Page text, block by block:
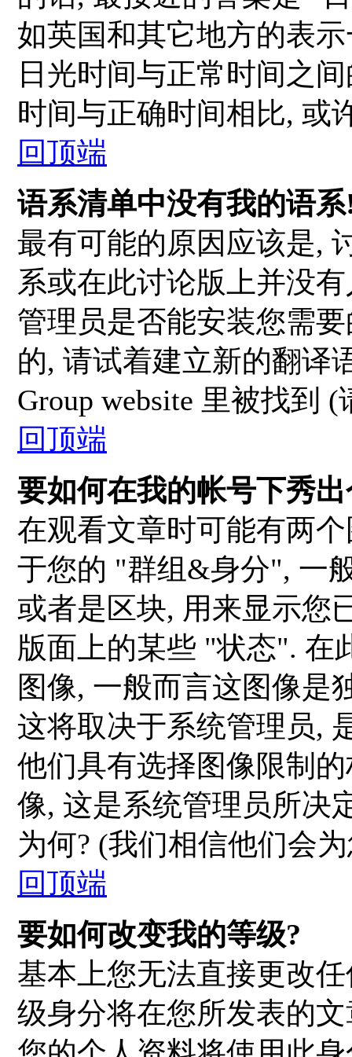
如英国和其它地方的表
日光时间与正常时间之
时间与正确时间相比, 或
回顶端
语系清单中没有我的语
最有可能的原因应该是,
系或在此讨论版上并没
管理员是否能安装您需
的, 请试着建立新的翻译
Group website 里被找到
回顶端
要如何在我的帐号下秀
在观看文章时可能有两
于您的 "群组&身分", 一
或者是区块, 用来显示您
版面上的某些 "状态". 在
图像, 一般而言这图像是
这将取决于系统管理员,
他们具有选择图像限制
像, 这是系统管理员所决
为何? (我们相信他们会
回顶端
要如何改变我的等级?
基本上您无法直接更改
级身分将在您所发表的